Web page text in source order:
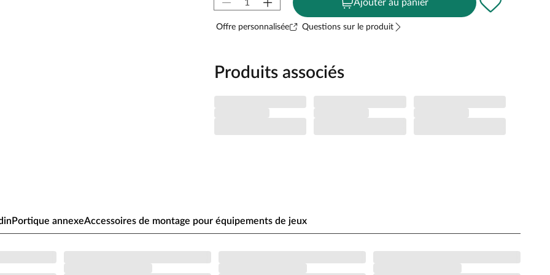
Il se transforme facilement en toboggan
facilement.
par une balançoire individuelle et une grande variété
Ajouter au panier
Offre personnalisée Questions sur le produit
Produits associés
Portique annexeAccessoires de montage pour équipements de jeux